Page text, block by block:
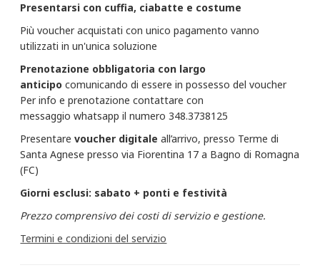
Presentarsi con cuffia, ciabatte e costume
Più voucher acquistati con unico pagamento vanno
utilizzati in un'unica soluzione
Prenotazione obbligatoria con largo
anticipo comunicando di essere in possesso del voucher
Per info e prenotazione contattare con
messaggio whatsapp il numero 348.3738125
Presentare voucher digitaleall’arrivo, presso Terme di
Santa Agnese presso via Fiorentina 17 a Bagno di Romagna
(FC)
Giorni esclusi: sabato + ponti e festività
Prezzo comprensivo dei costi di servizio e gestione.
Termini e condizioni del servizio